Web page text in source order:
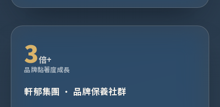
3倍+
品牌黏著度成長
軒郁集團 · 品牌保養社群